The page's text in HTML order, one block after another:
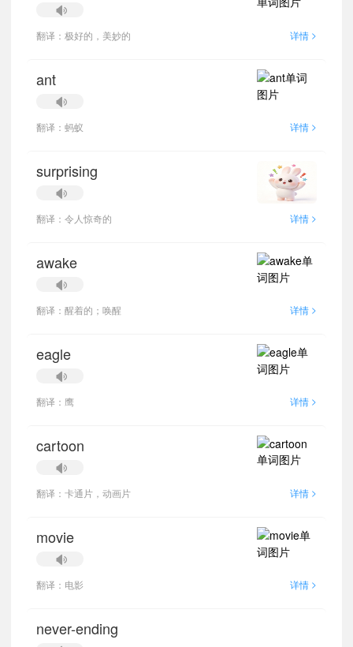
翻译：极好的，美妙的 详情 >
ant
翻译：蚂蚁 详情 >
surprising
翻译：令人惊奇的 详情 >
awake
翻译：醒着的；唤醒 详情 >
eagle
翻译：鹰 详情 >
cartoon
翻译：卡通片，动画片 详情 >
movie
翻译：电影 详情 >
never-ending